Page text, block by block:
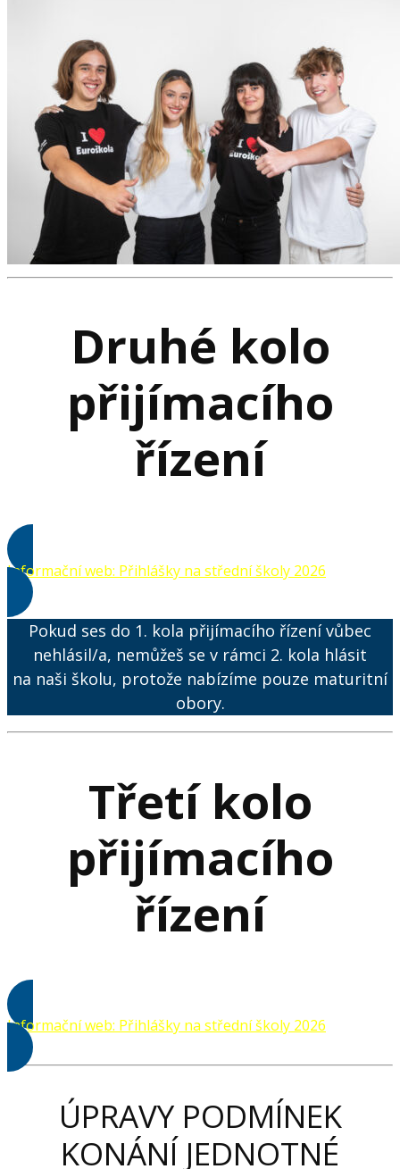
Druhé kolo
přijímacího
řízení
Informační web: Přihlášky na střední školy 2026
Pokud ses do 1. kola přijímacího řízení vůbec
nehlásil/a, nemůžeš se v rámci 2. kola hlásit
na naši školu, protože nabízíme pouze maturitní
obory.
Třetí kolo
přijímacího
řízení
Informační web: Přihlášky na střední školy 2026
ÚPRAVY PODMÍNEK
KONÁNÍ JEDNOTNÉ